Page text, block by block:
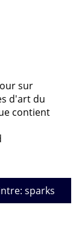
sur
d'art du
contient
sparks